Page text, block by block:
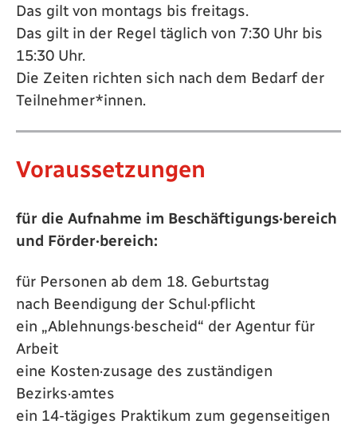
Das gilt von montags bis freitags.
Das gilt in der Regel täglich von 7:30 Uhr bis
15:30 Uhr.
Die Zeiten richten sich nach dem Bedarf der
Teilnehmer*innen.
Voraussetzungen
für die Aufnahme im Beschäftigungs·bereich
und Förder·bereich:
für Personen ab dem 18. Geburtstag
nach Beendigung der Schul·pflicht
ein „Ablehnungs·bescheid“ der Agentur für
Arbeit
eine Kosten·zusage des zuständigen
Bezirks·amtes
ein 14-tägiges Praktikum zum gegenseitigen